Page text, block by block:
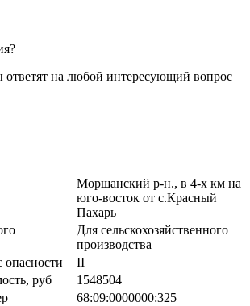
на любой интересующий вопрос
Моршанский р-н., в 4-х км на
юго-восток от с.Красный
Пахарь
Для сельскохозяйственного
производства
II
руб
1548504
68:09:0000000:325